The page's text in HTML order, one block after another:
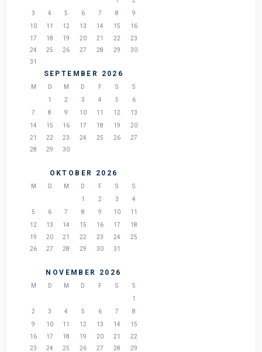
3
4 5 6 7 8
9
10
11 12 13 14 15
16
17
18 19 20 21 22
23
24
25 26 27 28 29
30
31
SEPTEMBER 2026
M D M D F S
S
1
2 3 4 5
6
7
8 9 10 11 12
13
14
15 16 17 18 19
20
21
22 23 24 25 26
27
28
29 30
OKTOBER 2026
M D M D F S
S
1
2 3
4
5
6 7 8 9 10
11
12
13 14 15 16 17
18
19
20 21 22 23 24
25
26
27 28 29 30 31
NOVEMBER 2026
M D M D F S
S
1
2
3 4 5 6 7
8
9
10 11 12 13 14
15
16
17 18 19 20 21
22
23
24 25 26 27 28
29